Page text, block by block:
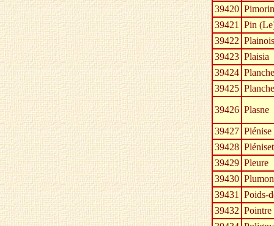
39420 Pimorin
39421 Pin
39422
39423 Plaisia
39424
39425
39426 Plasne
39427 Plénise
39428
39429 Pleure
39430
39431 Poids-
39432 Pointre